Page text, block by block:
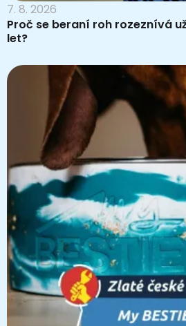
7. 8. 2026
Proč se beraní roh rozeznívá
let?